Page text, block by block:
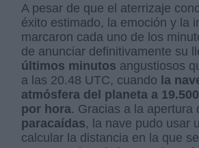
A pesar de que el aterrizaje
éxito estimado, la emoción y la
marcaron cada uno de los
de anunciar definitivamente su
últimos minutos angustiosos
a las 20.48 UTC, cuando la
atmósfera del planeta a
por hora. Gracias a la apertura
paracaídas, la nave pudo usar
calcular la distancia en la que